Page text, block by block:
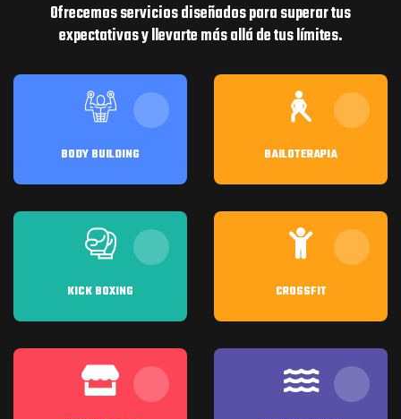
Ofrecemos servicios diseñados para superar tus
expectativas y llevarte más allá de tus límites.
BODY BUILDING BAILOTERAPIA
KICK BOXING CROSSFIT